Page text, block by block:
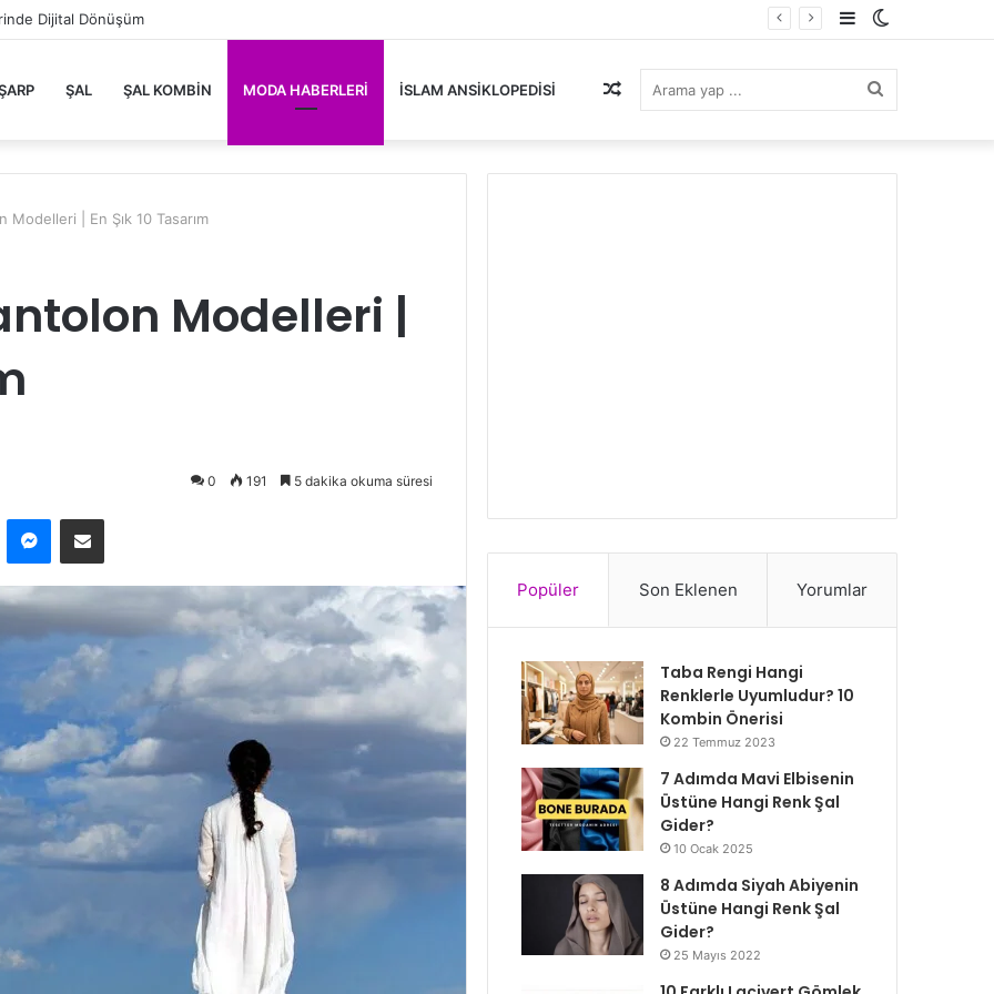
Dijital Dönüşüm
Kenar
ŞAL ŞAL KOMBIN MODA HABERLERI İSLAM ANSIKLOPEDISI Rastgele
| En Şık 10 Tasarım
Modelleri |
0 191 5 dakika okuma süresi
Popüler Son Eklenen Yorumlar
Taba Rengi Hangi
Renklerle Uyumludur? 10
Kombin Önerisi
22 Temmuz 2023
7 Adımda Mavi Elbisenin
Üstüne Hangi Renk Şal
Gider?
10 Ocak 2025
8 Adımda Siyah Abiyenin
Üstüne Hangi Renk Şal
Gider?
25 Mayıs 2022